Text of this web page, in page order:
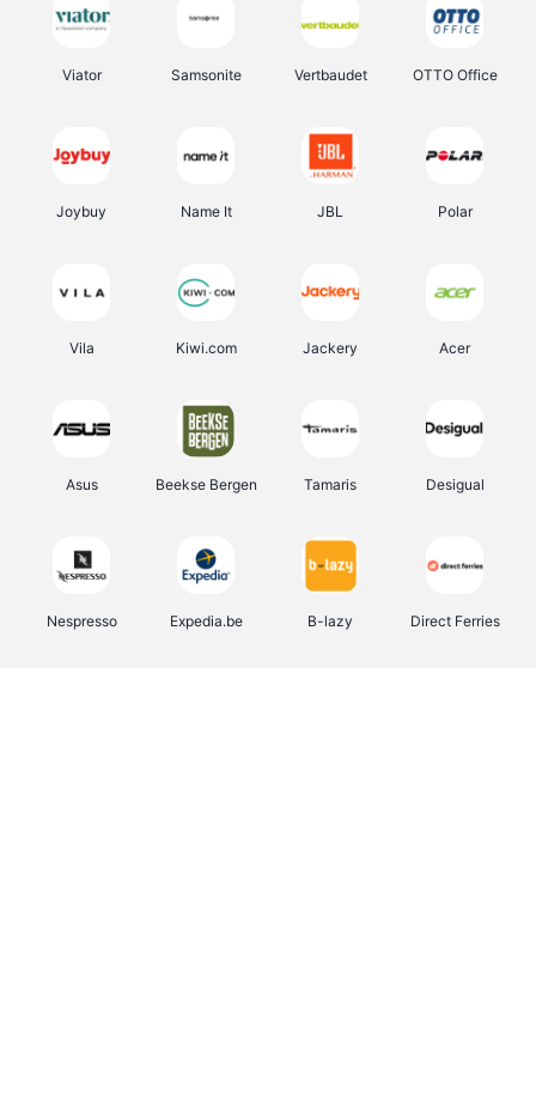
Viator Samsonite Vertbaudet OTTO Office
Joybuy Name It JBL Polar
Vila Kiwi.com Jackery Acer
Asus Beekse Bergen Tamaris Desigual
Nespresso Expedia.be B-lazy Direct Ferries